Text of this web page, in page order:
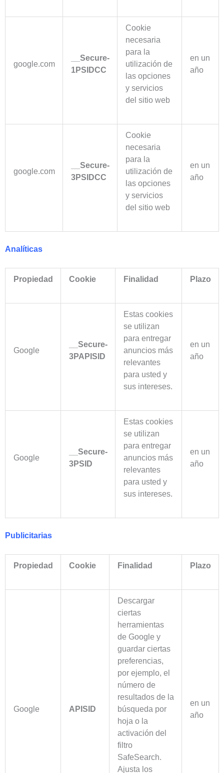
google.com
__Secure-
1PSIDCC
Cookie
necesaria
para la
utilización de
las opciones
y servicios
del sitio web
en un
año
google.com
__Secure-
3PSIDCC
Cookie
necesaria
para la
utilización de
las opciones
y servicios
del sitio web
en un
año
Analíticas
Propiedad Cookie Finalidad Plazo
Google
__Secure-
3PAPISID
Estas cookies
se utilizan
para entregar
anuncios más
relevantes
para usted y
sus intereses.
en un
año
Google
__Secure-
3PSID
Estas cookies
se utilizan
para entregar
anuncios más
relevantes
para usted y
sus intereses.
en un
año
Publicitarias
Propiedad Cookie Finalidad Plazo
Google APISID
Descargar
ciertas
herramientas
de Google y
guardar ciertas
preferencias,
por ejemplo, el
número de
resultados de la
búsqueda por
hoja o la
activación del
filtro
SafeSearch.
Ajusta los
en un
año